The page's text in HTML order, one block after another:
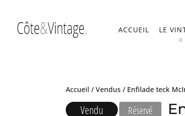
ACCUEIL LE
Accueil /Vendus / Enfilade teck
Vendu Réservé